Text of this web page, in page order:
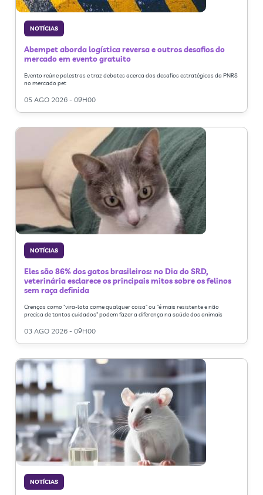
NOTÍCIAS
Abempet aborda logística reversa e outros desafios do
mercado em evento gratuito
Evento reúne palestras e traz debates acerca dos desafios estratégicos da PNRS
no mercado pet
05 AGO 2026 - 09H00
NOTÍCIAS
Eles são 86% dos gatos brasileiros: no Dia do SRD,
veterinária esclarece os principais mitos sobre os felinos
sem raça definida
Crenças como "vira-lata come qualquer coisa" ou "é mais resistente e não
precisa de tantos cuidados" podem fazer a diferença na saúde dos animais
03 AGO 2026 - 09H00
NOTÍCIAS